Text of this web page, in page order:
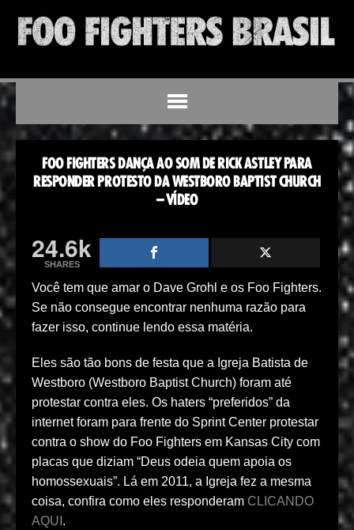
FOO FIGHTERS DANÇA AO SOM DE RICK ASTLEY PARA
RESPONDER PROTESTO DA WESTBORO BAPTIST CHURCH
– VÍDEO
24.6k
SHARES
Você tem que amar o Dave Grohl e os Foo Fighters.
Se não consegue encontrar nenhuma razão para
fazer isso, continue lendo essa matéria.
Eles são tão bons de festa que a Igreja Batista de
Westboro (Westboro Baptist Church) foram até
protestar contra eles. Os haters “preferidos” da
internet foram para frente do Sprint Center protestar
contra o show do Foo Fighters em Kansas City com
placas que diziam “Deus odeia quem apoia os
homossexuais”. Lá em 2011, a Igreja fez a mesma
coisa, confira como eles responderam CLICANDO
AQUI .